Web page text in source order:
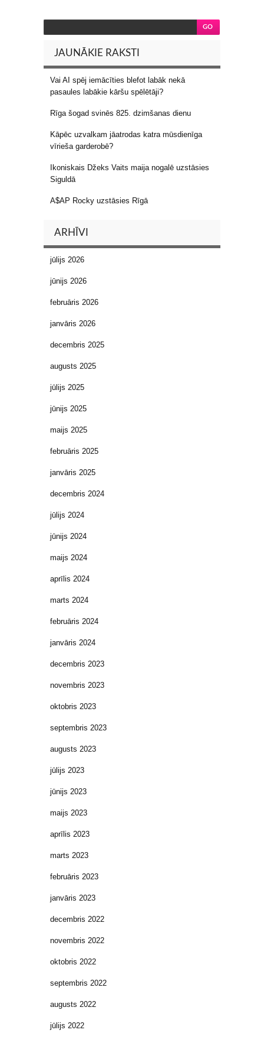
JAUNĀKIE RAKSTI
Vai AI spēj iemācīties blefot labāk nekā
pasaules labākie kāršu spēlētāji?
Rīga šogad svinēs 825. dzimšanas dienu
Kāpēc uzvalkam jāatrodas katra mūsdienīga
vīrieša garderobē?
Ikoniskais Džeks Vaits maija nogalē uzstāsies
Siguldā
A$AP Rocky uzstāsies Rīgā
ARHĪVI
jūlijs 2026
jūnijs 2026
februāris 2026
janvāris 2026
decembris 2025
augusts 2025
jūlijs 2025
jūnijs 2025
maijs 2025
februāris 2025
janvāris 2025
decembris 2024
jūlijs 2024
jūnijs 2024
maijs 2024
aprīlis 2024
marts 2024
februāris 2024
janvāris 2024
decembris 2023
novembris 2023
oktobris 2023
septembris 2023
augusts 2023
jūlijs 2023
jūnijs 2023
maijs 2023
aprīlis 2023
marts 2023
februāris 2023
janvāris 2023
decembris 2022
novembris 2022
oktobris 2022
septembris 2022
augusts 2022
jūlijs 2022